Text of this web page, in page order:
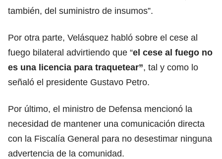
también, del suministro de insumos”.
Por otra parte, Velásquez habló sobre el cese al
fuego bilateral advirtiendo que “el cese al fuego no
es una licencia para traquetear”, tal y como lo
señaló el presidente Gustavo Petro.
Por último, el ministro de Defensa mencionó la
necesidad de mantener una comunicación directa
con la Fiscalía General para no desestimar ninguna
advertencia de la comunidad.